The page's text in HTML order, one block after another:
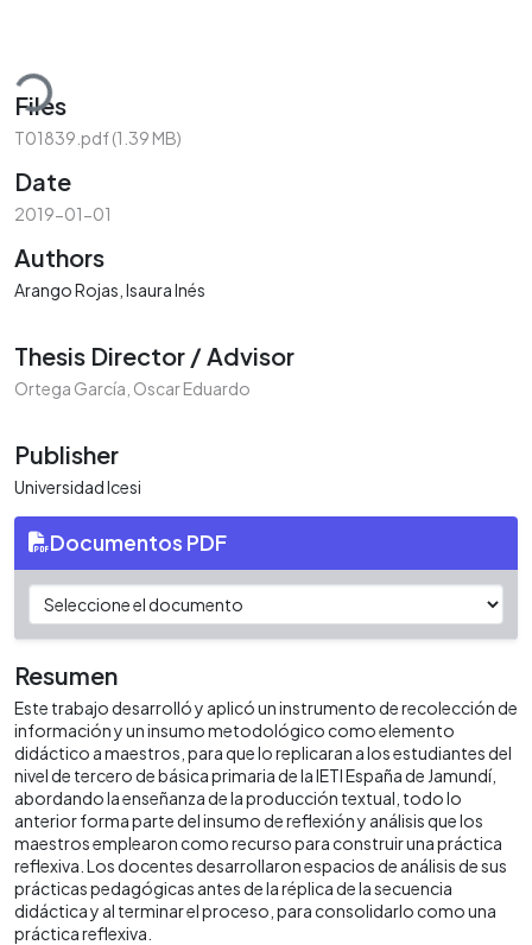
Files
T01839.pdf(1.39 MB)
Date
2019-01-01
Authors
Arango Rojas, Isaura Inés
Thesis Director / Advisor
Ortega García, Oscar Eduardo
Publisher
Universidad Icesi
Documentos PDF
Resumen
Este trabajo desarrolló y aplicó un instrumento de recolección de
información y un insumo metodológico como elemento
didáctico a maestros, para que lo replicaran a los estudiantes del
nivel de tercero de básica primaria de la IETI España de Jamundí,
abordando la enseñanza de la producción textual, todo lo
anterior forma parte del insumo de reflexión y análisis que los
maestros emplearon como recurso para construir una práctica
reflexiva. Los docentes desarrollaron espacios de análisis de sus
prácticas pedagógicas antes de la réplica de la secuencia
didáctica y al terminar el proceso, para consolidarlo como una
práctica reflexiva.